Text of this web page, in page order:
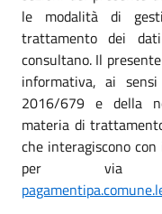
le modalità di
trattamento dei
consultano. Il
informativa, ai
2016/679 e della
materia di
che interagiscono
per via